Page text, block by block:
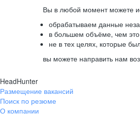
Вы в любой момент можете
обрабатываем данные
в большем объёме, чем это
не в тех целях, которые
вы можете направить нам
HeadHunter
Размещение вакансий
Поиск по резюме
О компании